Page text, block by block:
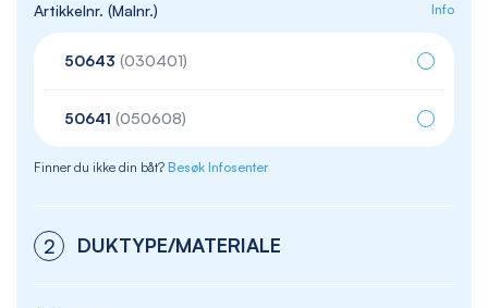
Artikkelnr. (Malnr.) Info
Finner du ikke din båt? Besøk Infosenter
50643 (030401)
50641 (050608)
2 DUKTYPE/MATERIALE